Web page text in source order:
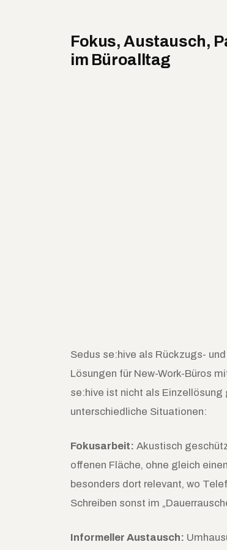
Fokus, Austausch,
im Büroalltag
Sedus se:hive als Rückzugs-
Lösungen für New-Work-Büros
se:hive ist nicht als
unterschiedliche Situationen:
Fokusarbeit: Akustisch
offenen Fläche, ohne gleich
besonders dort relevant, wo
Schreiben sonst im
Informeller Austausch: